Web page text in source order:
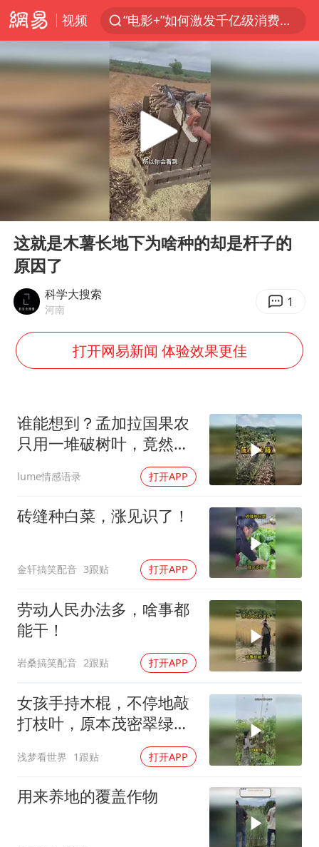
视频
“电影+”如何激发千亿级消费新活力？
台风白海豚已进入24小时警戒线
中国女篮70-67险胜尼日利亚女篮
四川宜宾市高县4.9级地震致1人死亡
上海：台风白海豚或将带来龙卷风
出口禁令驱动有色板块大涨
胜宏科技：股票交易异常波动
38岁演员求职万岁山NPC成功
胡彦斌获《歌手2026》歌王
百花奖开幕式
夯实基础开新局
Play
00:00 00:57
这就是木薯长地下为啥种的却是杆子的
原因了
科学大搜索
河南 1
打开网易新闻 体验效果更佳
谁能想到？孟加拉国果农
只用一堆破树叶，竟然能
lume情感语录 打开APP
砖缝种白菜，涨见识了！
金轩搞笑配音 3跟贴 打开APP
劳动人民办法多，啥事都
能干！
岩桑搞笑配音 2跟贴 打开APP
女孩手持木棍，不停地敲
打枝叶，原本茂密翠绿的
浅梦看世界 1跟贴 打开APP
用来养地的覆盖作物